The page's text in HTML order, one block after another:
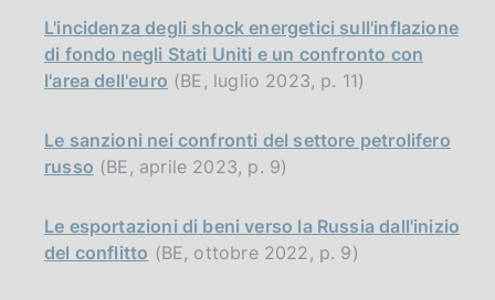
L'incidenza degli shock energetici sull'inflazione
di fondo negli Stati Uniti e un confronto con
l'area dell'euro (BE, luglio 2023, p. 11)
Le sanzioni nei confronti del settore petrolifero
russo (BE, aprile 2023, p. 9)
Le esportazioni di beni verso la Russia dall'inizio
del conflitto (BE, ottobre 2022, p. 9)